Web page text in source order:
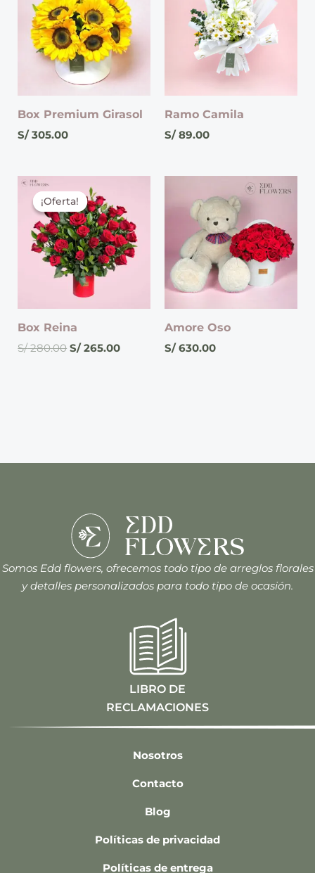
Box Premium Girasol
S/305.00
Ramo Camila
S/89.00
¡Oferta!
¡Oferta!
Box Reina
S/280.00
precio
original
era:
S/ 280.00.
S/ 265.00
actual
es:
S/ 265.00.
Amore Oso
S/ 630.00
Somos Edd flowers, ofrecemos todo tipo de arreglos florales
y detalles personalizados para todo tipo de ocasión.
LIBRO DE
RECLAMACIONES
Nosotros
Contacto
Blog
Políticas de privacidad
Políticas de entrega